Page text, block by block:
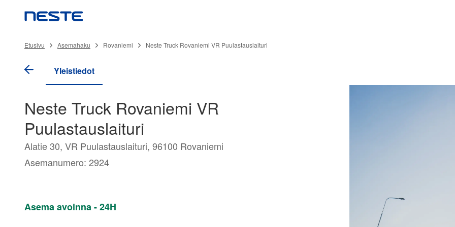
Etusivu Asemahaku Rovaniemi Neste Truck Rovaniemi VR Puulastauslaituri
Yleistiedot
Neste Truck Rovaniemi VR
Puulastauslaituri
Alatie 30, VR Puulastauslaituri, 96100 Rovaniemi
Asemanumero: 2924
Asema avoinna - 24H